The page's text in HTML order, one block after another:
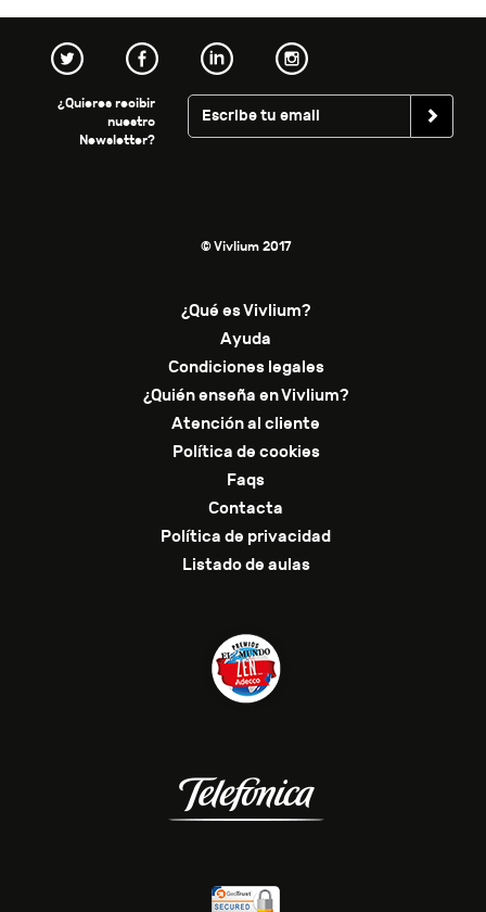
¿Quieres recibir
nuestro
Newsletter?
© Vivlium 2017
¿Qué es Vivlium?
Ayuda
Condiciones legales
¿Quién enseña en Vivlium?
Atención al cliente
Política de cookies
Faqs
Contacta
Política de privacidad
Listado de aulas